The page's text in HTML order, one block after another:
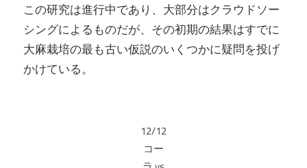
この研究は進行中であり、大部分はクラウドソー
シングによるものだが、その初期の結果はすでに
大麻栽培の最も古い仮説のいくつかに疑問を投げ
かけている。
12/12
コー